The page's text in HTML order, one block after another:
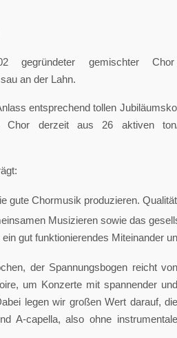
gemischter Chor
an der Lahn.
entsprechend tollen
Chor derzeit aus 26 aktiven
gute Chormusik produzieren.
Musizieren sowie das
gut funktionierendes Miteinander
der Spannungsbogen reicht von
um Konzerte mit spannender und
legen wir großen Wert darauf, die
A-capella, also ohne instrumentale